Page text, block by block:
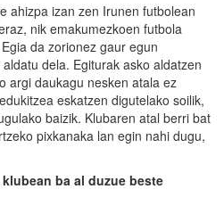
ahizpa izan zen Irunen futbolean
nik emakumezkoen futbola
da zorionez gaur egun
aldatu dela. Egiturak asko aldatzen
argi daukagu nesken atala ez
eskatzen digutelako soilik,
baizik. Klubaren atal berri bat
pixkanaka lan egin nahi dugu,
ba al duzue beste